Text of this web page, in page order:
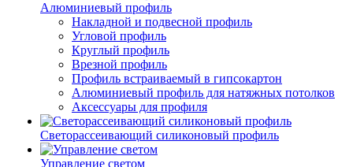
Алюминиевый профиль
Накладной и подвесной профиль
Угловой профиль
Круглый профиль
Врезной профиль
Профиль встраиваемый в гипсокартон
Алюминиевый профиль для натяжных потолков
Аксессуары для профиля
Светорассеивающий силиконовый профиль
Управление светом